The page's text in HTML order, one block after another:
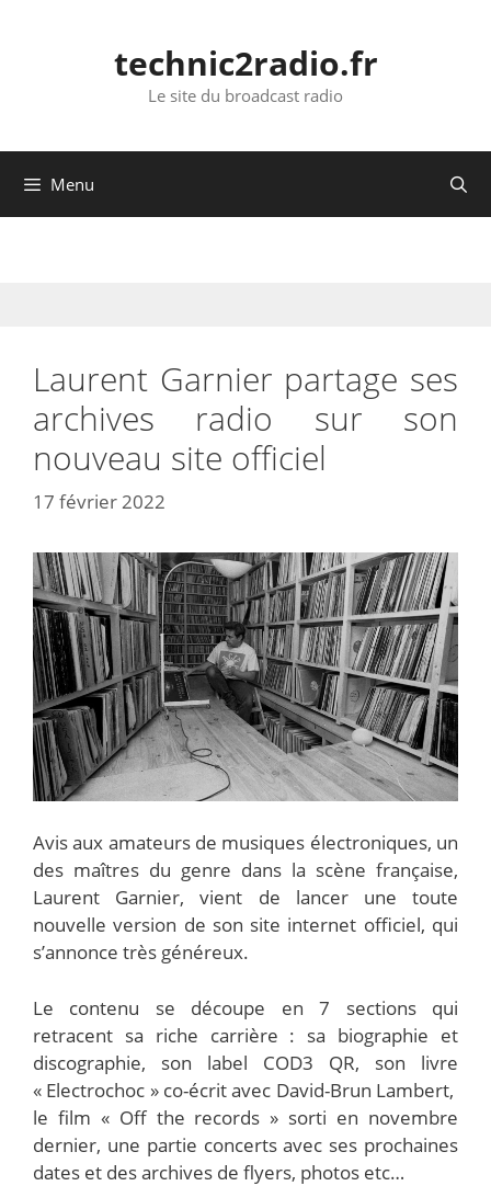
technic2radio.fr
Le site du broadcast radio
Menu
Laurent Garnier partage ses
archives radio sur son
nouveau site officiel
17 février 2022
Avis aux amateurs de musiques électroniques, un
des maîtres du genre dans la scène française,
Laurent Garnier, vient de lancer une toute
nouvelle version de son site internet officiel, qui
s’annonce très généreux.
Le contenu se découpe en 7 sections qui
retracent sa riche carrière : sa biographie et
discographie, son label COD3 QR, son livre
« Electrochoc » co-écrit avec David-Brun Lambert,
le film « Off the records » sorti en novembre
dernier, une partie concerts avec ses prochaines
dates et des archives de flyers, photos etc…